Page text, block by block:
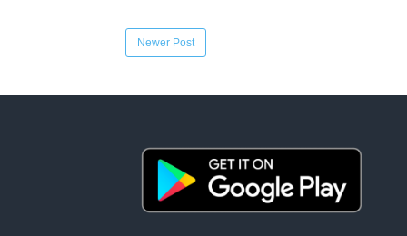
Newer Post